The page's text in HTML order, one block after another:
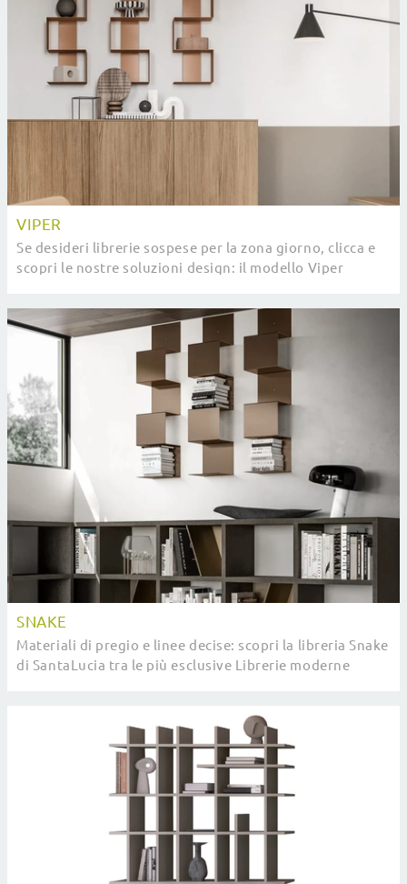
VIPER
Se desideri librerie sospese per la zona giorno, clicca e
scopri le nostre soluzioni design: il modello Viper
SNAKE
Materiali di pregio e linee decise: scopri la libreria Snake
di SantaLucia tra le più esclusive Librerie moderne